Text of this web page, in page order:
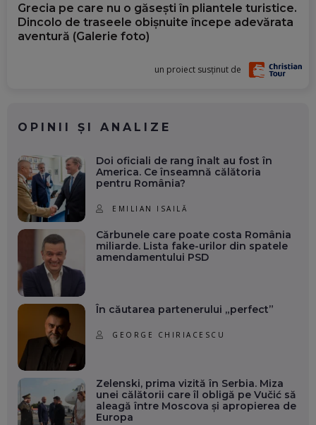
Grecia pe care nu o găsești în pliantele turistice.
Dincolo de traseele obișnuite începe adevărata
aventură (Galerie foto)
un proiect susținut de
OPINII ȘI ANALIZE
Doi oficiali de rang înalt au fost în
America. Ce înseamnă călătoria
pentru România?
EMILIAN ISAILĂ
Cărbunele care poate costa România
miliarde. Lista fake-urilor din spatele
amendamentului PSD
În căutarea partenerului „perfect”
GEORGE CHIRIACESCU
Zelenski, prima vizită în Serbia. Miza
unei călătorii care îl obligă pe Vučić să
aleagă între Moscova și apropierea de
Europa